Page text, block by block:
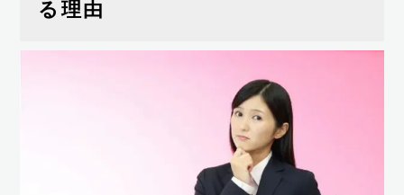
る理由